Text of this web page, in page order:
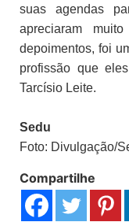
suas agendas
apreciaram
depoimentos, foi
profissão que
Tarcísio Leite.
Sedu
Foto: Divulgação/
Compartilhe